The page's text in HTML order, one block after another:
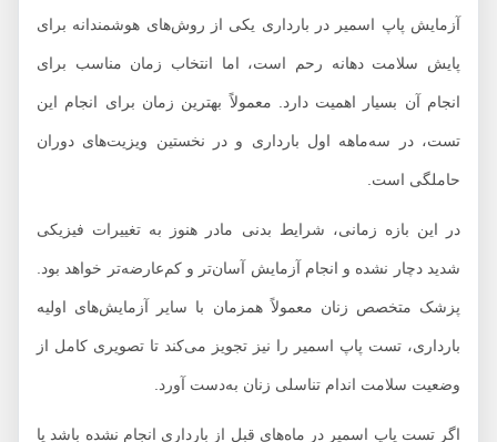
آزمایش پاپ اسمیر در بارداری یکی از روش‌های هوشمندانه برای
پایش سلامت دهانه رحم است، اما انتخاب زمان مناسب برای
انجام آن بسیار اهمیت دارد. معمولاً بهترین زمان برای انجام این
تست، در سه‌ماهه اول بارداری و در نخستین ویزیت‌های دوران
حاملگی است.
در این بازه زمانی، شرایط بدنی مادر هنوز به تغییرات فیزیکی
شدید دچار نشده و انجام آزمایش آسان‌تر و کم‌عارضه‌تر خواهد بود.
پزشک متخصص زنان معمولاً همزمان با سایر آزمایش‌های اولیه
بارداری، تست پاپ اسمیر را نیز تجویز می‌کند تا تصویری کامل از
وضعیت سلامت اندام تناسلی زنان به‌دست آورد.
اگر تست پاپ اسمیر در ماه‌های قبل از بارداری انجام نشده باشد یا